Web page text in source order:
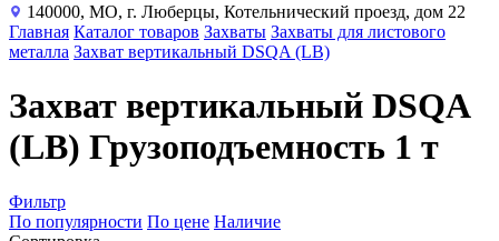
140000, МО, г. Люберцы, Котельнический проезд, дом 22
Главная Каталог товаров Захваты Захваты для листового
металла Захват вертикальный DSQA (LB)
Захват вертикальный DSQA
(LB) Грузоподъемность 1 т
Фильтр
По популярности По цене Наличие